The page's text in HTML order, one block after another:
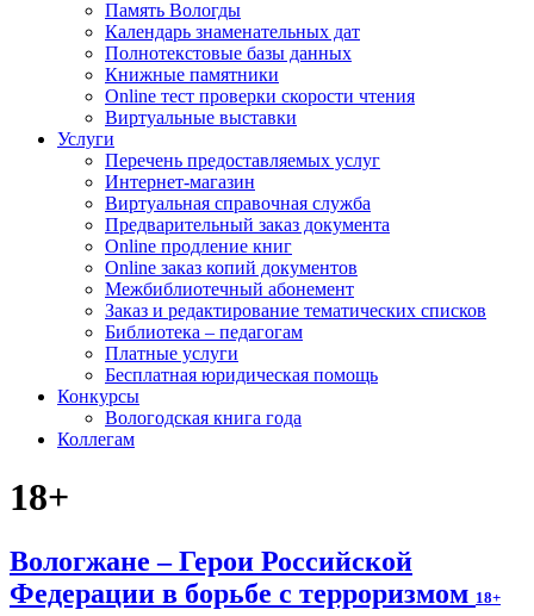
Память Вологды
Календарь знаменательных дат
Полнотекстовые базы данных
Книжные памятники
Online тест проверки скорости чтения
Виртуальные выставки
Услуги
Перечень предоставляемых услуг
Интернет-магазин
Виртуальная справочная служба
Предварительный заказ документа
Online продление книг
Online заказ копий документов
Межбиблиотечный абонемент
Заказ и редактирование тематических списков
Библиотека – педагогам
Платные услуги
Бесплатная юридическая помощь
Конкурсы
Вологодская книга года
Коллегам
18+
Вологжане – Герои Российской
Федерации в борьбе с терроризмом 18+